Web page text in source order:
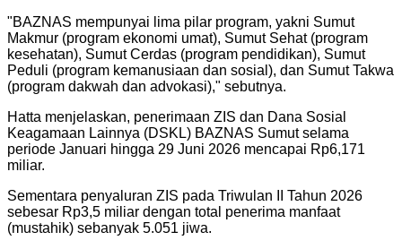
"BAZNAS mempunyai lima pilar program, yakni Sumut
Makmur (program ekonomi umat), Sumut Sehat (program
kesehatan), Sumut Cerdas (program pendidikan), Sumut
Peduli (program kemanusiaan dan sosial), dan Sumut Takwa
(program dakwah dan advokasi)," sebutnya.
Hatta menjelaskan, penerimaan ZIS dan Dana Sosial
Keagamaan Lainnya (DSKL) BAZNAS Sumut selama
periode Januari hingga 29 Juni 2026 mencapai Rp6,171
miliar.
Sementara penyaluran ZIS pada Triwulan II Tahun 2026
sebesar Rp3,5 miliar dengan total penerima manfaat
(mustahik) sebanyak 5.051 jiwa.